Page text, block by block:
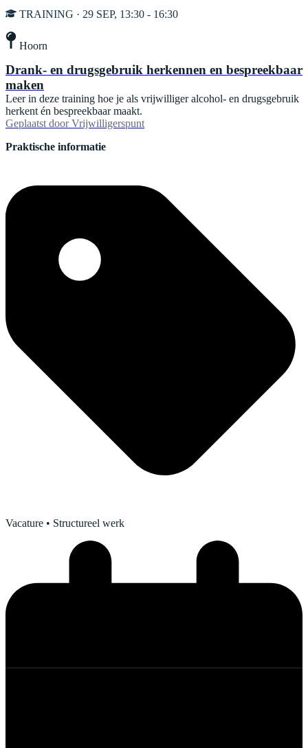
TRAINING · 29 SEP, 13:30 - 16:30
Hoorn
Drank- en drugsgebruik herkennen en bespreekbaar
maken
Leer in deze training hoe je als vrijwilliger alcohol- en drugsgebruik
herkent én bespreekbaar maakt.
Geplaatst door Vrijwilligerspunt
Praktische informatie
Vacature • Structureel werk